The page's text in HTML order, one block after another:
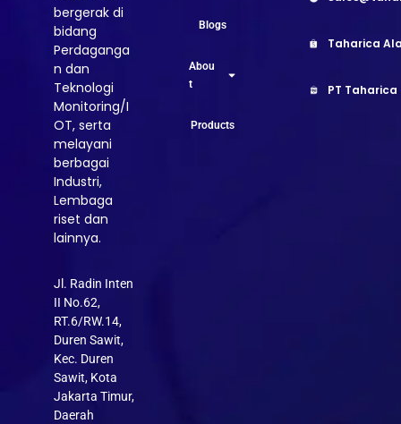
bergerak di
bidang
Perdaganga
n dan
Teknologi
Monitoring/I
OT, serta
melayani
berbagai
Industri,
Lembaga
riset dan
lainnya.
Jl. Radin Inten
II No.62,
RT.6/RW.14,
Duren Sawit,
Kec. Duren
Sawit, Kota
Jakarta Timur,
Daerah
Blogs
Abou
t
Products
Taharica
PT Taharica